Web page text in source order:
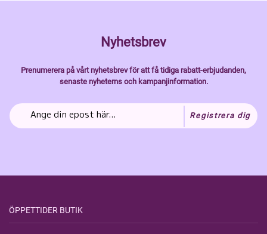
Nyhetsbrev
Prenumerera på vårt nyhetsbrev för att få tidiga rabatt-erbjudanden,
senaste nyheterns och kampanjinformation.
Registrera dig
ÖPPETTIDER BUTIK